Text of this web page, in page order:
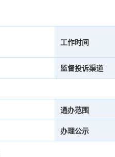
工作时间
监督投诉渠道
通办范围
办理公示